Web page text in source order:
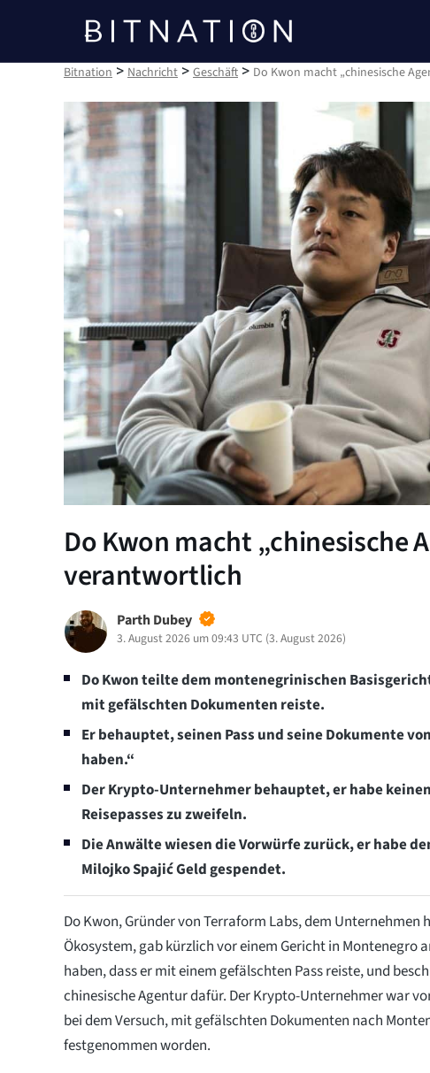
Bitnation
Bitnation > Nachricht > Geschäft > Do Kwon macht „chinesische
Do Kwon macht „chinesische
verantwortlich
Parth Dubey
3. August 2026 um 09:43 UTC (3. August 2026)
Do Kwon teilte dem montenegrinischen
mit gefälschten Dokumenten reiste.
Er behauptet, seinen Pass und seine Dokumente
haben.“
Der Krypto-Unternehmer behauptet, er habe
Reisepasses zu zweifeln.
Die Anwälte wiesen die Vorwürfe zurück, er habe
Milojko Spajić Geld gespendet.
Do Kwon, Gründer von Terraform Labs, dem Unternehmen
Ökosystem, gab kürzlich vor einem Gericht in Montenegro
haben, dass er mit einem gefälschten Pass reiste, und
chinesische Agentur dafür. Der Krypto-Unternehmer war
bei dem Versuch, mit gefälschten Dokumenten nach
festgenommen worden.